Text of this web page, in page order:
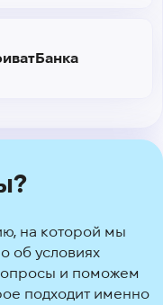
на которой мы
об условиях
и поможем
подходит именно